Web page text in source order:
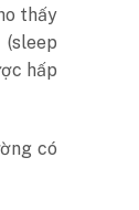
thấy
hấp
có